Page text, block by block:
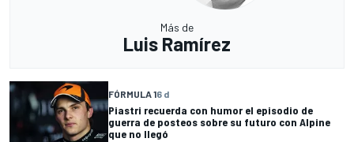
Más de
Luis Ramírez
FÓRMULA 16 d
Piastri recuerda con humor el episodio de
guerra de posteos sobre su futuro con Alpine
que no llegó